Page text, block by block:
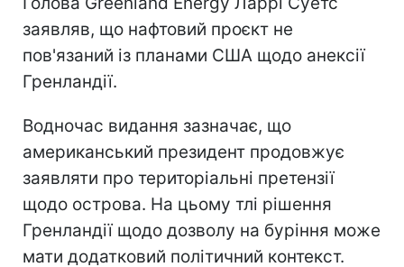
заявляв, що нафтовий проєкт не
пов'язаний із планами США щодо анексії
Гренландії.
Водночас видання зазначає, що
американський президент продовжує
заявляти про територіальні претензії
щодо острова. На цьому тлі рішення
Гренландії щодо дозволу на буріння може
мати додатковий політичний контекст.